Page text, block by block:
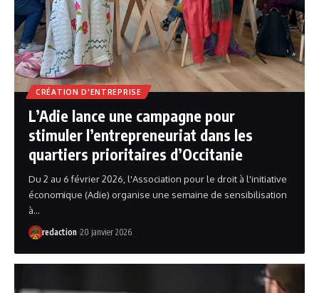
CRÉATION D'ENTREPRISE
L’Adie lance une campagne pour
stimuler l’entrepreneuriat dans les
quartiers prioritaires d’Occitanie
Du 2 au 6 février 2026, l'Association pour le droit à l'initiative
économique (Adie) organise une semaine de sensibilisation
à…
redaction 20 janvier 2026